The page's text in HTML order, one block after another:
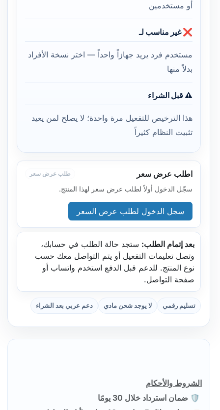
أو مستخدمين
❌ غير مناسب لـ
مستخدم فرد يريد جهازاً واحداً — اختر نسخة الأفراد
بدلاً منها
⚠️ قبل الشراء
هذا الترخيص للتفعيل مرة واحدة؛ لا يصلح لمن يعيد
تثبيت النظام كثيراً
اطلب عرض سعر طلب عرض سعر
سجّل الدخول أولاً لطلب عرض سعر لهذا المنتج.
سجل الدخول لطلب عرض السعر
بعد إتمام الطلب: ستجد حالة الطلب في حسابك،
وتصل تعليمات التفعيل أو يتم التواصل معك حسب
نوع المنتج. للدعم قبل الدفع استخدم واتساب أو
صفحة التواصل.
تسليم رقمي لا يوجد شحن مادي دعم عربي بعد الشراء
الشروط والأحكام
🛡️ ضمان استرداد خلال 30 يومًا